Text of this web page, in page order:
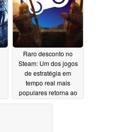
Raro desconto no
Steam: Um dos jogos
de estratégia em
tempo real mais
populares retorna ao